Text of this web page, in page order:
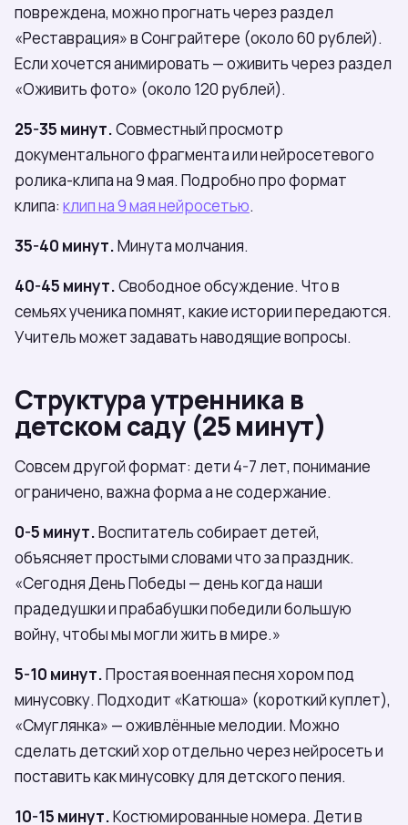
повреждена, можно прогнать через раздел
«Реставрация» в Сонграйтере (около 60 рублей).
Если хочется анимировать — оживить через раздел
«Оживить фото» (около 120 рублей).
25-35 минут.Совместный просмотр
документального фрагмента или нейросетевого
ролика-клипа на 9 мая. Подробно про формат
клипа: клип на 9 мая нейросетью.
35-40 минут.Минута молчания.
40-45 минут.Свободное обсуждение. Что в
семьях ученика помнят, какие истории передаются.
Учитель может задавать наводящие вопросы.
Структура утренника в
детском саду (25 минут)
Совсем другой формат: дети 4-7 лет, понимание
ограничено, важна форма а не содержание.
0-5 минут.Воспитатель собирает детей,
объясняет простыми словами что за праздник.
«Сегодня День Победы — день когда наши
прадедушки и прабабушки победили большую
войну, чтобы мы могли жить в мире.»
5-10 минут.Простая военная песня хором под
минусовку. Подходит «Катюша» (короткий куплет),
«Смуглянка» — оживлённые мелодии. Можно
сделать детский хор отдельно через нейросеть и
поставить как минусовку для детского пения.
10-15 минут.Костюмированные номера. Дети в